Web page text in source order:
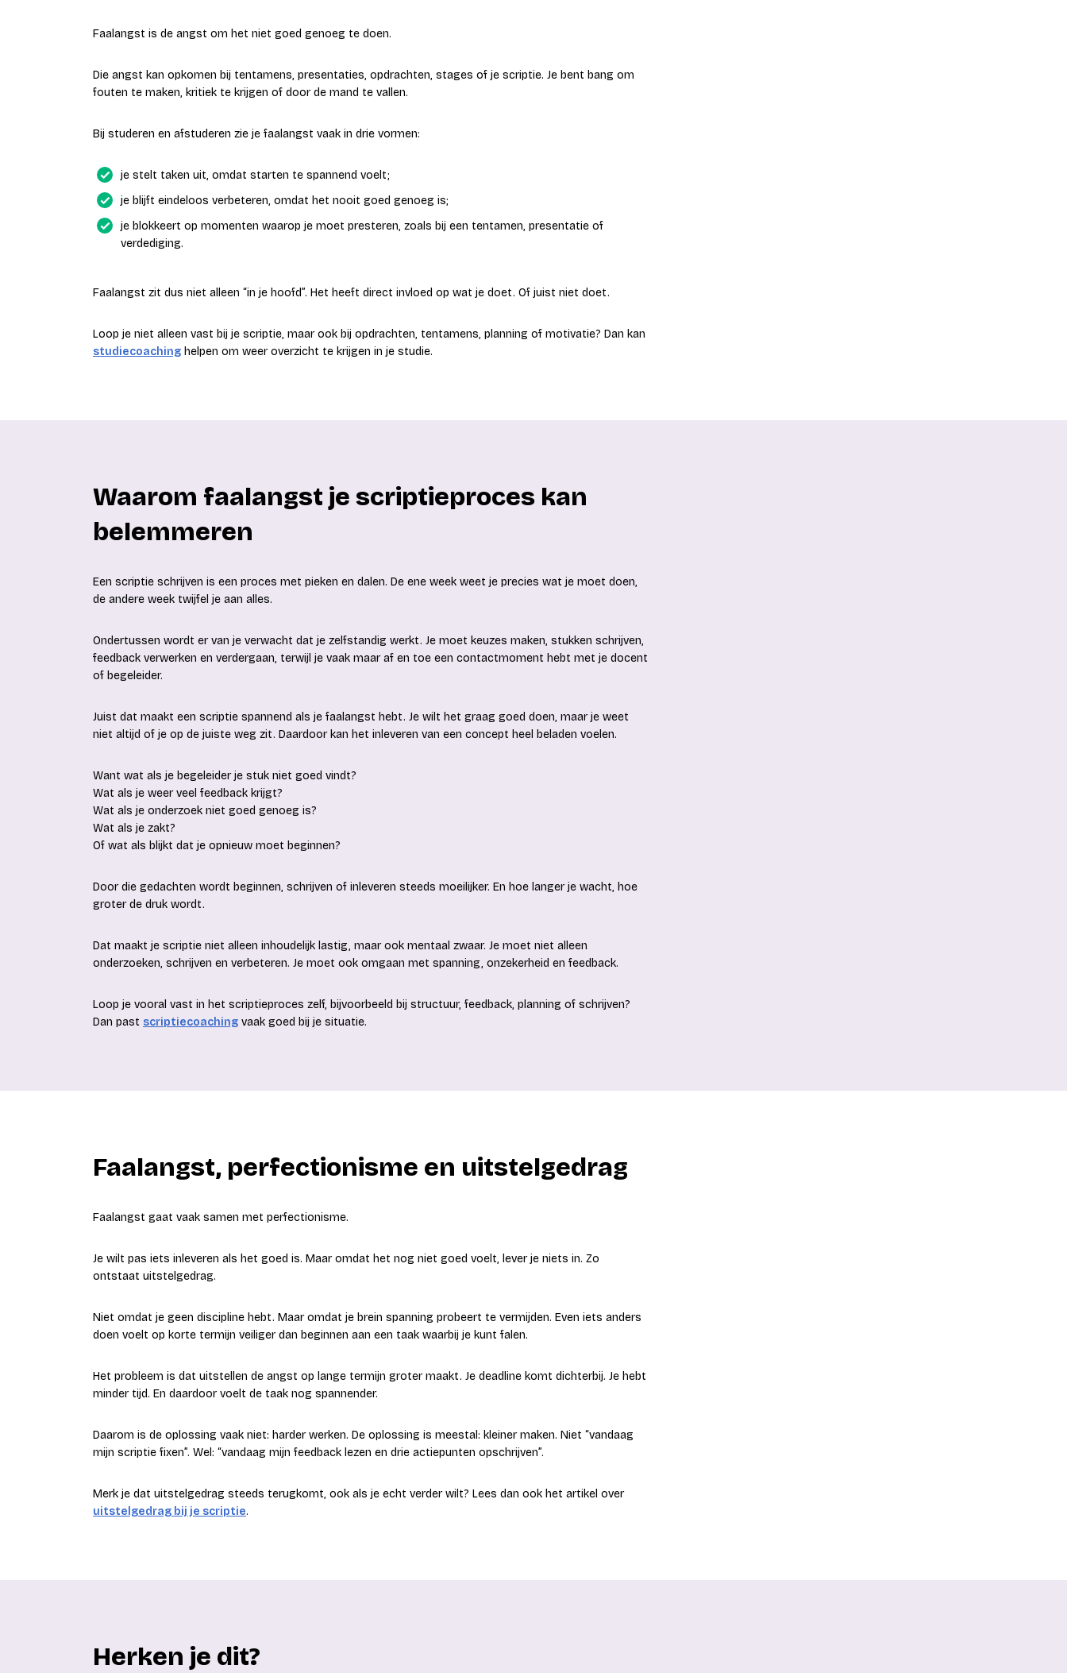
Faalangst is de angst om het niet goed genoeg te doen.
Die angst kan opkomen bij tentamens, presentaties, opdrachten, stages of je scriptie. Je bent bang om
fouten te maken, kritiek te krijgen of door de mand te vallen.
Bij studeren en afstuderen zie je faalangst vaak in drie vormen:
je stelt taken uit, omdat starten te spannend voelt;
je blijft eindeloos verbeteren, omdat het nooit goed genoeg is;
je blokkeert op momenten waarop je moet presteren, zoals bij een tentamen, presentatie of
verdediging.
Faalangst zit dus niet alleen “in je hoofd”. Het heeft direct invloed op wat je doet. Of juist niet doet.
Loop je niet alleen vast bij je scriptie, maar ook bij opdrachten, tentamens, planning of motivatie? Dan kan
studiecoaching helpen om weer overzicht te krijgen in je studie.
Waarom faalangst je scriptieproces kan
belemmeren
Een scriptie schrijven is een proces met pieken en dalen. De ene week weet je precies wat je moet doen,
de andere week twijfel je aan alles.
Ondertussen wordt er van je verwacht dat je zelfstandig werkt. Je moet keuzes maken, stukken schrijven,
feedback verwerken en verdergaan, terwijl je vaak maar af en toe een contactmoment hebt met je docent
of begeleider.
Juist dat maakt een scriptie spannend als je faalangst hebt. Je wilt het graag goed doen, maar je weet
niet altijd of je op de juiste weg zit. Daardoor kan het inleveren van een concept heel beladen voelen.
Want wat als je begeleider je stuk niet goed vindt?
Wat als je weer veel feedback krijgt?
Wat als je onderzoek niet goed genoeg is?
Wat als je zakt?
Of wat als blijkt dat je opnieuw moet beginnen?
Door die gedachten wordt beginnen, schrijven of inleveren steeds moeilijker. En hoe langer je wacht, hoe
groter de druk wordt.
Dat maakt je scriptie niet alleen inhoudelijk lastig, maar ook mentaal zwaar. Je moet niet alleen
onderzoeken, schrijven en verbeteren. Je moet ook omgaan met spanning, onzekerheid en feedback.
Loop je vooral vast in het scriptieproces zelf, bijvoorbeeld bij structuur, feedback, planning of schrijven?
Dan past scriptiecoaching vaak goed bij je situatie.
Faalangst, perfectionisme en uitstelgedrag
Faalangst gaat vaak samen met perfectionisme.
Je wilt pas iets inleveren als het goed is. Maar omdat het nog niet goed voelt, lever je niets in. Zo
ontstaat uitstelgedrag.
Niet omdat je geen discipline hebt. Maar omdat je brein spanning probeert te vermijden. Even iets anders
doen voelt op korte termijn veiliger dan beginnen aan een taak waarbij je kunt falen.
Het probleem is dat uitstellen de angst op lange termijn groter maakt. Je deadline komt dichterbij. Je hebt
minder tijd. En daardoor voelt de taak nog spannender.
Daarom is de oplossing vaak niet: harder werken. De oplossing is meestal: kleiner maken. Niet “vandaag
mijn scriptie fixen”. Wel: “vandaag mijn feedback lezen en drie actiepunten opschrijven”.
Merk je dat uitstelgedrag steeds terugkomt, ook als je echt verder wilt? Lees dan ook het artikel over
uitstelgedrag bij je scriptie.
Herken je dit?